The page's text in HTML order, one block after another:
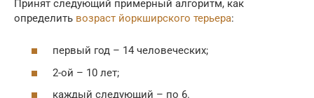
Принят следующий примерный алгоритм, как
определить возраст йоркширского терьера:
первый год – 14 человеческих;
2-ой – 10 лет;
каждый следующий – по 6.